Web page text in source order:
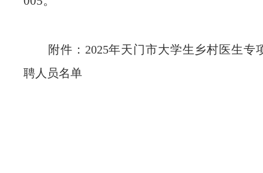
附件： 2025年天门市大学生乡村医生专
聘人员名单